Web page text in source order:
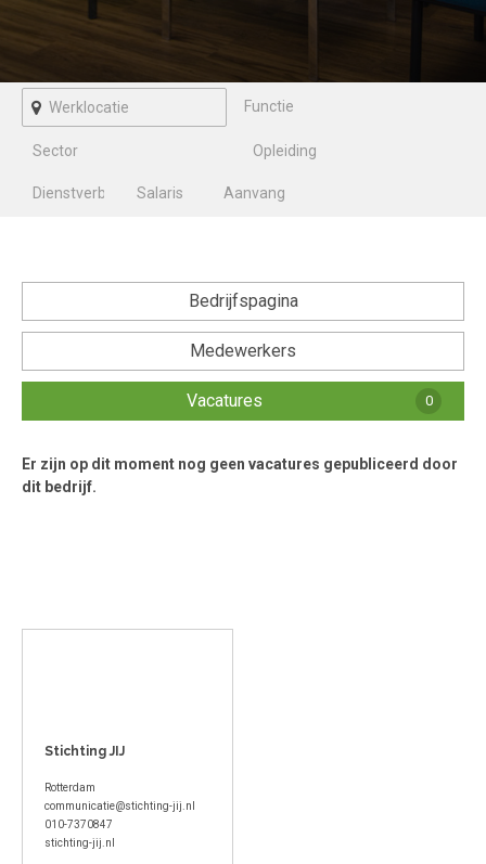
Bedrijfspagina
Medewerkers
Vacatures 0
Er zijn op dit moment nog geen vacatures gepubliceerd door
dit bedrijf.
Stichting JIJ
Rotterdam
communicatie@stichting-jij.nl
010-7370847
stichting-jij.nl